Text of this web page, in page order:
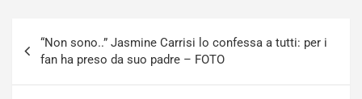
articoli
“Non sono..” Jasmine Carrisi lo confessa a tutti: per i
fan ha preso da suo padre – FOTO